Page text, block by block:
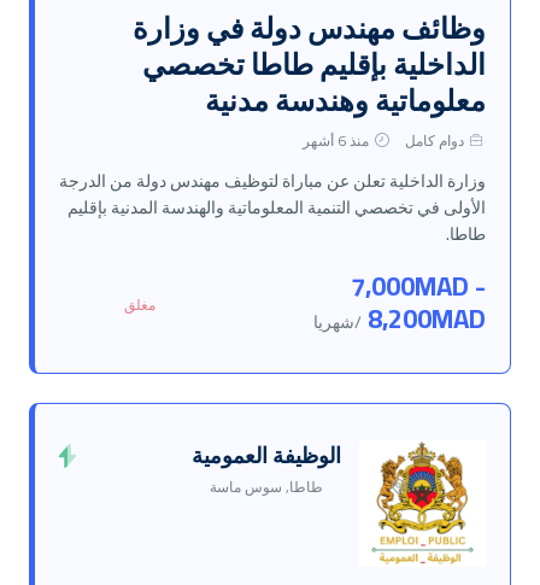
وظائف مهندس دولة في وزارة
الداخلية بإقليم طاطا تخصصي
معلوماتية وهندسة مدنية
دوام كامل منذ 6 أشهر
وزارة الداخلية تعلن عن مباراة لتوظيف مهندس دولة من الدرجة
الأولى في تخصصي التنمية المعلوماتية والهندسة المدنية بإقليم
طاطا.
7,000MAD -
8,200MAD /شهريا
مغلق
الوظيفة العمومية
طاطا, سوس ماسة